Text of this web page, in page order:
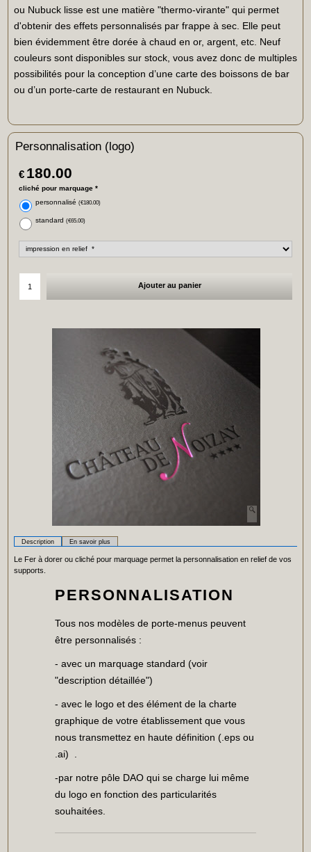
ou Nubuck lisse est une matière "thermo-virante" qui permet
d'obtenir des effets personnalisés par frappe à sec. Elle peut
bien évidemment être dorée à chaud en or, argent, etc. Neuf
couleurs sont disponibles sur stock, vous avez donc de multiples
possibilités pour la conception d’une carte des boissons de bar
ou d’un porte-carte de restaurant en Nubuck.
Personnalisation (logo)
€ 180.00
cliché pour marquage *
personnalisé (€180.00)
standard (€65.00)
Ajouter au panier
Description En savoir plus
Le Fer à dorer ou cliché pour marquage permet la personnalisation en relief de vos
supports.
PERSONNALISATION
Tous nos modèles de porte-menus peuvent
être personnalisés :
- avec un marquage standard (voir
"description détaillée")
- avec le logo et des élément de la charte
graphique de votre établissement que vous
nous transmettez en haute définition (.eps ou
.ai) .
-par notre pôle DAO qui se charge lui même
du logo en fonction des particularités
souhaitées.